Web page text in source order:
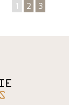
1 2 3